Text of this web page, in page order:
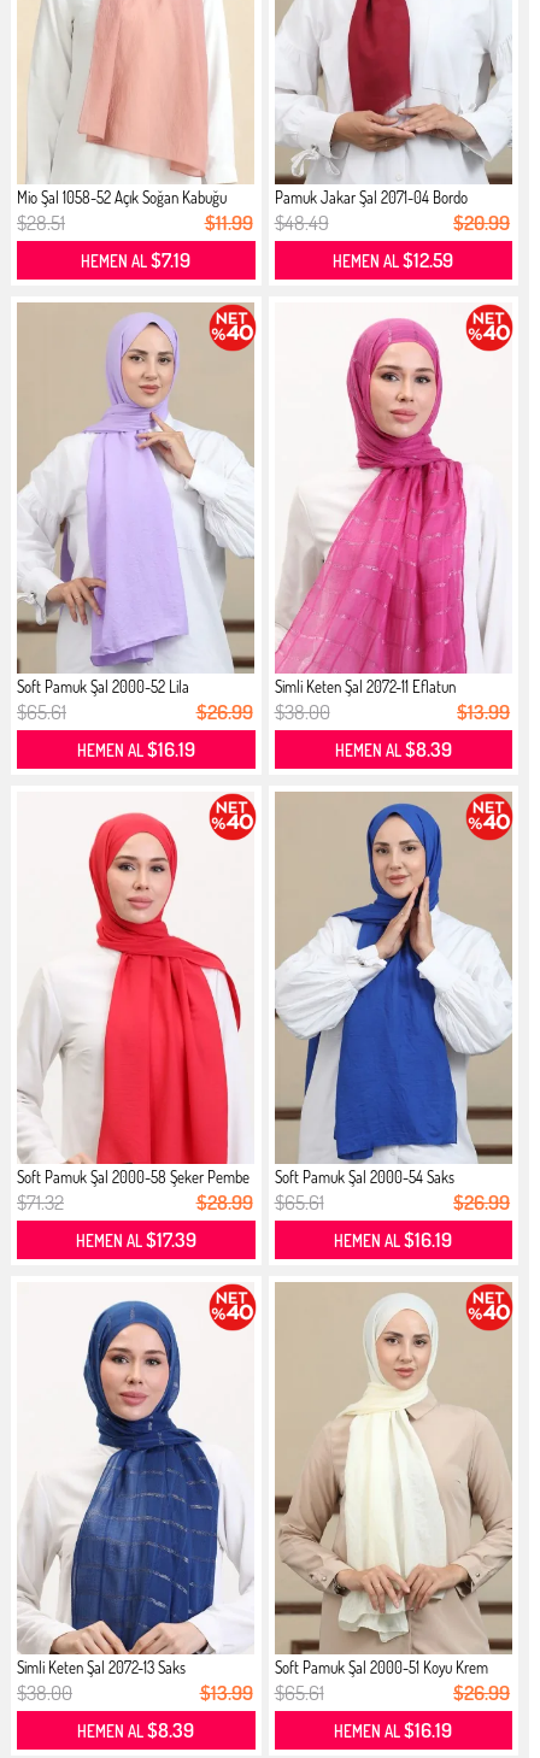
Mio Şal 1058-52 Açık Soğan Kabuğu
$28.51 $11.99
HEMEN AL$7.19
Pamuk Jakar Şal 2071-04 Bordo
$48.49 $20.99
HEMEN AL$12.59
Soft Pamuk Şal 2000-52 Lila
$65.61 $26.99
HEMEN AL$16.19
Simli Keten Şal 2072-11 Eflatun
$38.00 $13.99
HEMEN AL$8.39
Soft Pamuk Şal 2000-58 Şeker Pembe
$71.32 $28.99
HEMEN AL$17.39
Soft Pamuk Şal 2000-54 Saks
$65.61 $26.99
HEMEN AL$16.19
Simli Keten Şal 2072-13 Saks
$38.00 $13.99
HEMEN AL$8.39
Soft Pamuk Şal 2000-51 Koyu Krem
$65.61 $26.99
HEMEN AL$16.19